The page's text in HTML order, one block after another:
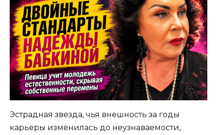
Эстрадная звезда, чья внешность за годы
карьеры изменилась до неузнаваемости,